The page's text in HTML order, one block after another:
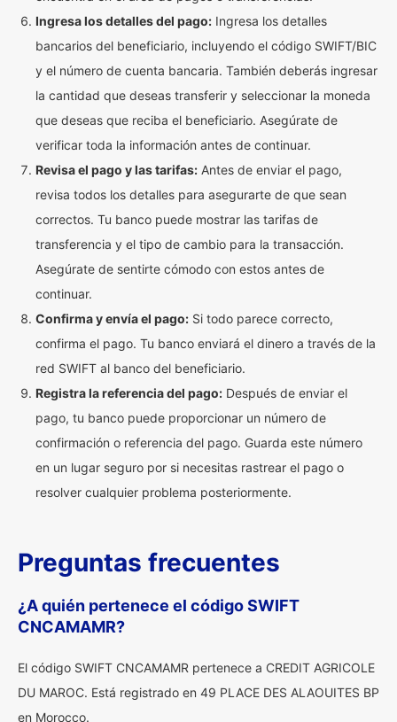
Ingresa los detalles del pago: Ingresa los detalles
bancarios del beneficiario, incluyendo el código SWIFT/BIC
y el número de cuenta bancaria. También deberás ingresar
la cantidad que deseas transferir y seleccionar la moneda
que deseas que reciba el beneficiario. Asegúrate de
verificar toda la información antes de continuar.
Revisa el pago y las tarifas: Antes de enviar el pago,
revisa todos los detalles para asegurarte de que sean
correctos. Tu banco puede mostrar las tarifas de
transferencia y el tipo de cambio para la transacción.
Asegúrate de sentirte cómodo con estos antes de
continuar.
Confirma y envía el pago: Si todo parece correcto,
confirma el pago. Tu banco enviará el dinero a través de la
red SWIFT al banco del beneficiario.
Registra la referencia del pago: Después de enviar el
pago, tu banco puede proporcionar un número de
confirmación o referencia del pago. Guarda este número
en un lugar seguro por si necesitas rastrear el pago o
resolver cualquier problema posteriormente.
Preguntas frecuentes
¿A quién pertenece el código SWIFT
CNCAMAMR?
El código SWIFT CNCAMAMR pertenece a CREDIT AGRICOLE
DU MAROC. Está registrado en 49 PLACE DES ALAOUITES BP
en Morocco.